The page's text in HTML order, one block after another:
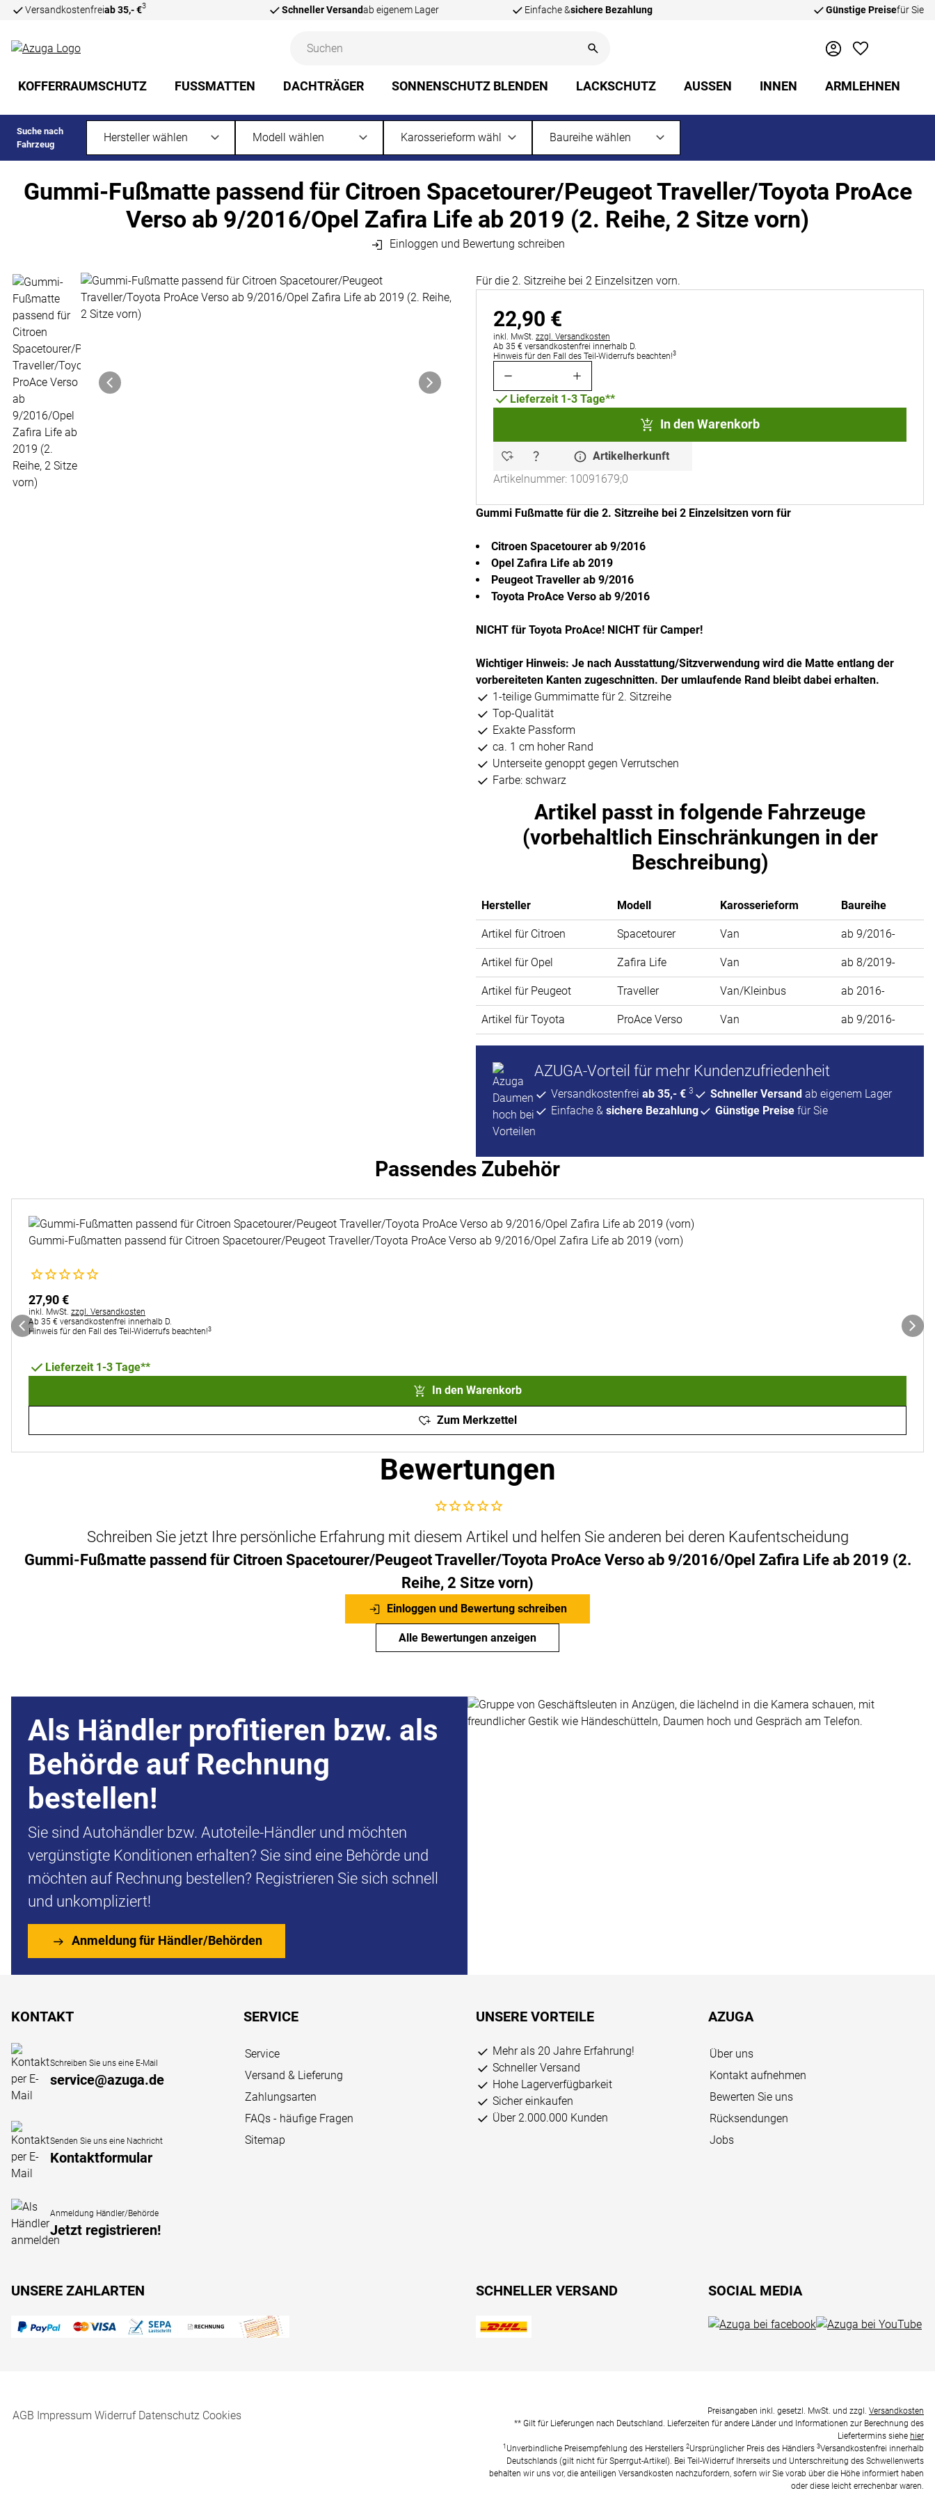
Versandkostenfreiab 35,- €3 Schneller Versandab eigenem Lager Einfache &sichere Bezahlung Günstige Preisefür Sie
KOFFERRAUMSCHUTZ FUSSMATTEN DACHTRÄGER SONNENSCHUTZ BLENDEN LACKSCHUTZ AUSSEN INNEN ARMLEHNEN
Suche nach
Fahrzeug
Gummi-Fußmatte passend für Citroen Spacetourer/Peugeot Traveller/Toyota ProAce
Verso ab 9/2016/Opel Zafira Life ab 2019 (2. Reihe, 2 Sitze vorn)
Einloggen und Bewertung schreiben
Produktgalerie
Zur Kaufbox springen
Für die 2. Sitzreihe bei 2 Einzelsitzen vorn.
22,90 €
Steuerhinweis:
inkl. MwSt. zzgl. Versandkosten
Ab 35 € versandkostenfrei innerhalb D.
Hinweis für den Fall des Teil-Widerrufs beachten!3
Lieferzeit 1-3 Tage**
In den Warenkorb
Artikelherkunft
Artikelnummer: 10091679;0
Gummi Fußmatte für die 2. Sitzreihe bei 2 Einzelsitzen vorn für
Citroen Spacetourer ab 9/2016
Opel Zafira Life ab 2019
Peugeot Traveller ab 9/2016
Toyota ProAce Verso ab 9/2016
NICHT für Toyota ProAce! NICHT für Camper!
Wichtiger Hinweis: Je nach Ausstattung/Sitzverwendung wird die Matte entlang der
vorbereiteten Kanten zugeschnitten. Der umlaufende Rand bleibt dabei erhalten.
1-teilige Gummimatte für 2. Sitzreihe
Top-Qualität
Exakte Passform
ca. 1 cm hoher Rand
Unterseite genoppt gegen Verrutschen
Farbe: schwarz
Artikel passt in folgende Fahrzeuge
(vorbehaltlich Einschränkungen in der
Beschreibung)
Hersteller Modell Karosserieform Baureihe
Artikel für Citroen Spacetourer Van ab 9/2016-
Artikel für Opel Zafira Life Van ab 8/2019-
Artikel für Peugeot Traveller Van/Kleinbus ab 2016-
Artikel für Toyota ProAce Verso Van ab 9/2016-
AZUGA-Vorteil für mehr Kundenzufriedenheit
Versandkostenfrei ab 35,- € 3 Schneller Versand ab eigenem Lager
Einfache & sichere Bezahlung Günstige Preise für Sie
Passendes Zubehör
Gummi-Fußmatten passend für Citroen Spacetourer/Peugeot Traveller/Toyota ProAce Verso ab 9/2016/Opel Zafira Life ab 2019 (vorn)
Noch keine Bewertungen abgegeben
27,90€
Steuerhinweis:
inkl. MwSt. zzgl. Versandkosten
Ab 35 € versandkostenfrei innerhalb D.
Hinweis für den Fall des Teil-Widerrufs beachten!3
Lieferzeit 1-3 Tage**
In den Warenkorb
Zum Merkzettel
Bewertungen
Noch keine Bewertungen abgegeben
Schreiben Sie jetzt Ihre persönliche Erfahrung mit diesem Artikel und helfen Sie anderen bei deren Kaufentscheidung
Gummi-Fußmatte passend für Citroen Spacetourer/Peugeot Traveller/Toyota ProAce Verso ab 9/2016/Opel Zafira Life ab 2019 (2.
Reihe, 2 Sitze vorn)
Einloggen und Bewertung schreiben
Alle Bewertungen anzeigen
Als Händler profitieren bzw. als
Behörde auf Rechnung
bestellen!
Sie sind Autohändler bzw. Autoteile-Händler und möchten
vergünstigte Konditionen erhalten? Sie sind eine Behörde und
möchten auf Rechnung bestellen? Registrieren Sie sich schnell
und unkompliziert!
Anmeldung für Händler/Behörden
KONTAKT
Schreiben Sie uns eine E-Mail
service@azuga.de
Senden Sie uns eine Nachricht
Kontaktformular
Anmeldung Händler/Behörde
Jetzt registrieren!
SERVICE
Service
Versand & Lieferung
Zahlungsarten
FAQs - häufige Fragen
Sitemap
UNSERE VORTEILE
Mehr als 20 Jahre Erfahrung!
Schneller Versand
Hohe Lagerverfügbarkeit
Sicher einkaufen
Über 2.000.000 Kunden
AZUGA
Über uns
Kontakt aufnehmen
Bewerten Sie uns
Rücksendungen
Jobs
UNSERE ZAHLARTEN SCHNELLER VERSAND SOCIAL MEDIA
AGB Impressum Widerruf Datenschutz Cookies Preisangaben inkl. gesetzl. MwSt. und zzgl. Versandkosten
** Gilt für Lieferungen nach Deutschland. Lieferzeiten für andere Länder und Informationen zur Berechnung des
Liefertermins siehe hier
1 Unverbindliche Preisempfehlung des Herstellers 2Ursprünglicher Preis des Händlers 3Versandkostenfrei innerhalb
Deutschlands (gilt nicht für Sperrgut-Artikel). Bei Teil-Widerruf Ihrerseits und Unterschreitung des Schwellenwerts
behalten wir uns vor, die anteiligen Versandkosten nachzufordern, sofern wir Sie vorab über die Höhe informiert haben
oder diese leicht errechenbar waren.